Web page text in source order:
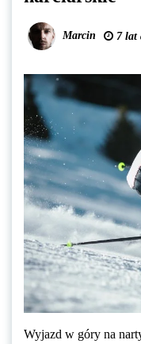
Marcin 7 lat
Wyjazd w góry na